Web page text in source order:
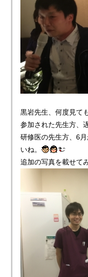
黒岩先生、何度見て
参加された先生方、
研修医の先生方、6
いね。
追加の写真を載せて